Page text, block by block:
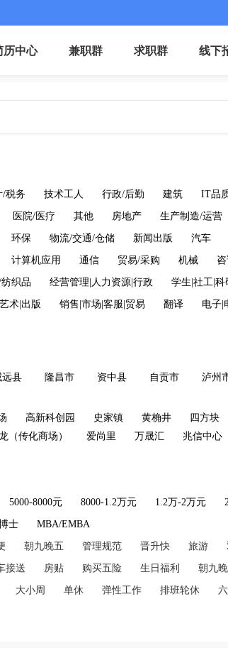
历中心 兼职群 求职群 线下
/税务 技术工人 行政/后勤 建筑 IT品
医院/医疗 其他 房地产 生产制造/运营
环保 物流/交通/仓储 新闻出版 汽车
计算机应用 通信 贸易/采购 机械
织品 经营管理|人力资源|行政 学生|社工|科
术|出版 销售|市场|客服|贸易 翻译 电子|
远县 隆昌市 资中县 自贡市 泸州
高新科创园 史家镇 黄桷井 四方块
（传化商场） 爱尚里 万晟汇 兆信中心
5000-8000元 8000-1.2万元 1.2万-2万元
士 MBA/EMBA
朝九晚五 管理规范 晋升快 旅游
接送 房贴 购买五险 生日福利 朝九
大小周 单休 弹性工作 排班轮休